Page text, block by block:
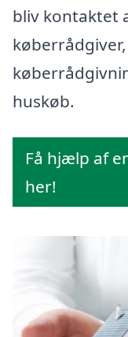
bliv kontaktet
huskøb.
Få hjælp af
her!